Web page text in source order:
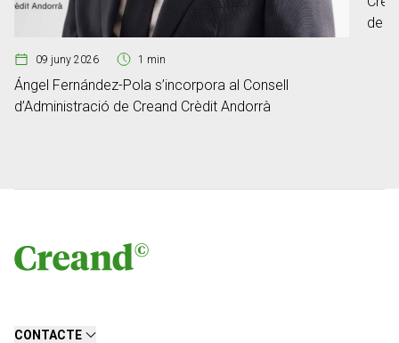
09 juny 2026 1 min
Ángel Fernández-Pola s’incorpora al Consell
d’Administració de Creand Crèdit Andorrà
de
CONTACTE